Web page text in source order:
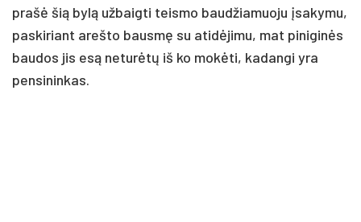
prašė šią bylą užbaigti teismo baudžiamuoju įsakymu,
paskiriant arešto bausmę su atidėjimu, mat piniginės
baudos jis esą neturėtų iš ko mokėti, kadangi yra
pensininkas.